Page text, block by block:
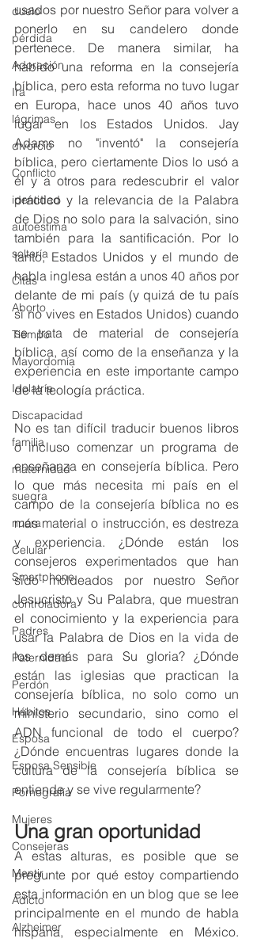
duelo
pérdida
Adoración
Ira
lágrimas
divorcio
Conflicto
identidad
autoestima
soltería
Citas
Aborto
Tiempo
Mayordomía
Idolatría
Discapacidad
familia
maternidad
suegra
nuera
Celular
Smartphone
controladora
Padres
Paternidad
Perdón
Hábitos
Esposa
Esposa Sensible
Pornografía
Mujeres
Consejeras
Mentir
Adicto
Alzheimer
usados ​​por nuestro Señor para volver a
ponerlo en su candelero donde
pertenece. De manera similar, ha
habido una reforma en la consejería
bíblica, pero esta reforma no tuvo lugar
en Europa, hace unos 40 años tuvo
lugar en los Estados Unidos. Jay
Adams no "inventó" la consejería
bíblica, pero ciertamente Dios lo usó a
él y a otros para redescubrir el valor
práctico y la relevancia de la Palabra
de Dios no solo para la salvación, sino
también para la santificación. Por lo
tanto, Estados Unidos y el mundo de
habla inglesa están a unos 40 años por
delante de mi país (y quizá de tu país
si no vives en Estados Unidos) cuando
se trata de material de consejería
bíblica, así como de la enseñanza y la
experiencia en este importante campo
de la teología práctica.
No es tan difícil traducir buenos libros
o incluso comenzar un programa de
enseñanza en consejería bíblica. Pero
lo que más necesita mi país en el
campo de la consejería bíblica no es
más material o instrucción, es destreza
y experiencia. ¿Dónde están los
consejeros experimentados que han
sido moldeados por nuestro Señor
Jesucristo y Su Palabra, que muestran
el conocimiento y la experiencia para
usar la Palabra de Dios en la vida de
los demás para Su gloria? ¿Dónde
están las iglesias que practican la
consejería bíblica, no solo como un
ministerio secundario, sino como el
ADN funcional de todo el cuerpo?
¿Dónde encuentras lugares donde la
cultura de la consejería bíblica se
entiende y se vive regularmente?
Una gran oportunidad
A estas alturas, es posible que se
pregunte por qué estoy compartiendo
esta información en un blog que se lee
principalmente en el mundo de habla
hispana, especialmente en México.